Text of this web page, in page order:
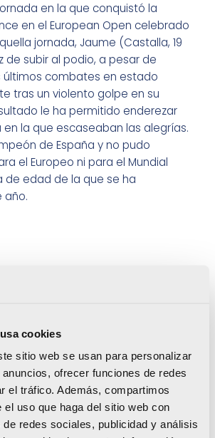
cookies
sitio web se usan para personalizar
ofrecer funciones de redes
el tráfico. Además, compartimos
el uso que haga del sitio web con
redes sociales, publicidad y análisis
en la que conquistó la
en el European Open celebrado
jornada, Jaume (Castalla, 19
de subir al podio, a pesar de
últimos combates en estado
tras un violento golpe en su
le ha permitido enderezar
la que escaseaban las alegrías.
de España y no pudo
el Europeo ni para el Mundial
de edad de la que se ha
año.
en el pie izquierdo?
Cada día que pasa, me
Ya no tengo apenas dolores de
en el tobillo van remitiendo.
llegaré al 100% a Budapest, pero sí